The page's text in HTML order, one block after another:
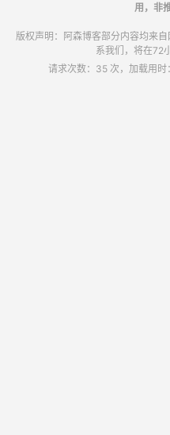
用，非
版权声明：阿森博客部分内容均来
系我们，将在72
请求次数：35 次，加载用